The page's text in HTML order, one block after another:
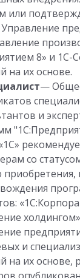
или
Управление
8» и 1С-
на их основе.
—
и
со
приобретения,
и
на их основе,